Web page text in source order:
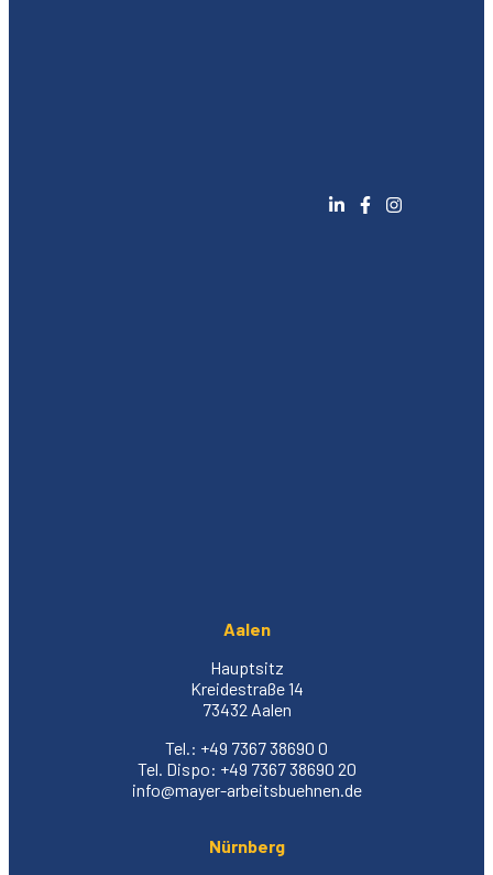
Aalen
Hauptsitz
Kreidestraße 14
73432 Aalen
Tel.: +49 7367 38690 0
Tel. Dispo: +49 7367 38690 20
info@mayer-arbeitsbuehnen.de
Nürnberg